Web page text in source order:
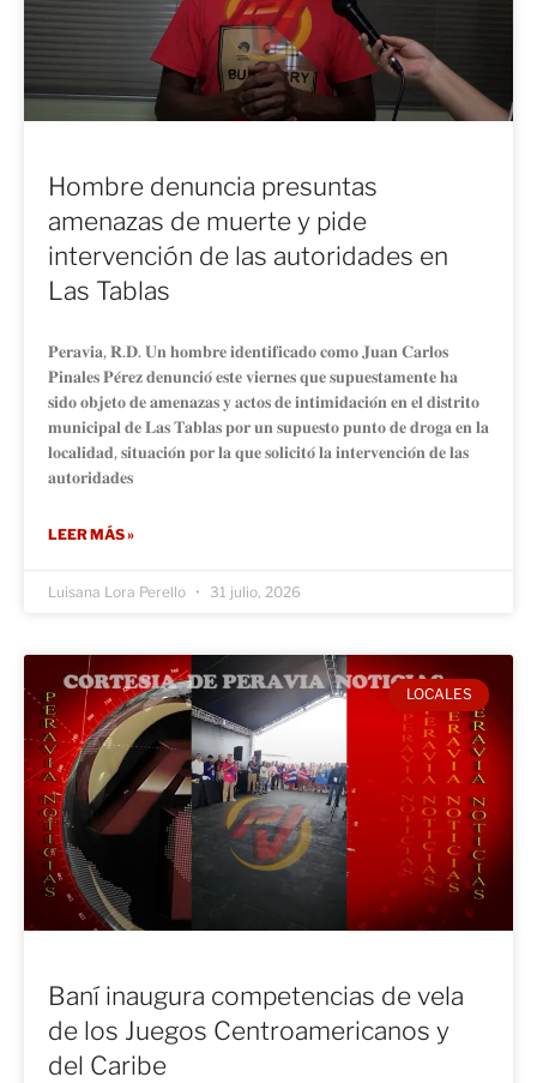
Hombre denuncia presuntas
amenazas de muerte y pide
intervención de las autoridades en
Las Tablas
𝐏𝐞𝐫𝐚𝐯𝐢𝐚, 𝐑.𝐃. 𝐔𝐧 𝐡𝐨𝐦𝐛𝐫𝐞 𝐢𝐝𝐞𝐧𝐭𝐢𝐟𝐢𝐜𝐚𝐝𝐨 𝐜𝐨𝐦𝐨 𝐉𝐮𝐚𝐧 𝐂𝐚𝐫𝐥𝐨𝐬
𝐏𝐢𝐧𝐚𝐥𝐞𝐬 𝐏𝐞́𝐫𝐞𝐳 𝐝𝐞𝐧𝐮𝐧𝐜𝐢𝐨́ 𝐞𝐬𝐭𝐞 𝐯𝐢𝐞𝐫𝐧𝐞𝐬 𝐪𝐮𝐞 𝐬𝐮𝐩𝐮𝐞𝐬𝐭𝐚𝐦𝐞𝐧𝐭𝐞 𝐡𝐚
𝐬𝐢𝐝𝐨 𝐨𝐛𝐣𝐞𝐭𝐨 𝐝𝐞 𝐚𝐦𝐞𝐧𝐚𝐳𝐚𝐬 𝐲 𝐚𝐜𝐭𝐨𝐬 𝐝𝐞 𝐢𝐧𝐭𝐢𝐦𝐢𝐝𝐚𝐜𝐢𝐨́𝐧 𝐞𝐧 𝐞𝐥 𝐝𝐢𝐬𝐭𝐫𝐢𝐭𝐨
𝐦𝐮𝐧𝐢𝐜𝐢𝐩𝐚𝐥 𝐝𝐞 𝐋𝐚𝐬 𝐓𝐚𝐛𝐥𝐚𝐬 𝐩𝐨𝐫 𝐮𝐧 𝐬𝐮𝐩𝐮𝐞𝐬𝐭𝐨 𝐩𝐮𝐧𝐭𝐨 𝐝𝐞 𝐝𝐫𝐨𝐠𝐚 𝐞𝐧 𝐥𝐚
𝐥𝐨𝐜𝐚𝐥𝐢𝐝𝐚𝐝, 𝐬𝐢𝐭𝐮𝐚𝐜𝐢𝐨́𝐧 𝐩𝐨𝐫 𝐥𝐚 𝐪𝐮𝐞 𝐬𝐨𝐥𝐢𝐜𝐢𝐭𝐨́ 𝐥𝐚 𝐢𝐧𝐭𝐞𝐫𝐯𝐞𝐧𝐜𝐢𝐨́𝐧 𝐝𝐞 𝐥𝐚𝐬
𝐚𝐮𝐭𝐨𝐫𝐢𝐝𝐚𝐝𝐞𝐬
LEER MÁS »
Luisana Lora Perello 31 julio, 2026
LOCALES
Baní inaugura competencias de vela
de los Juegos Centroamericanos y
del Caribe